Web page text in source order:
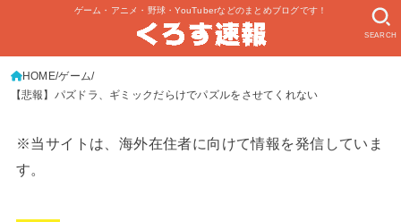
ゲーム・アニメ・野球・YouTuberなどのまとめブログです！
SEARCH
HOME ゲーム
【悲報】パズドラ、ギミックだらけでパズルをさせてくれない
※当サイトは、海外在住者に向けて情報を発信していま
す。